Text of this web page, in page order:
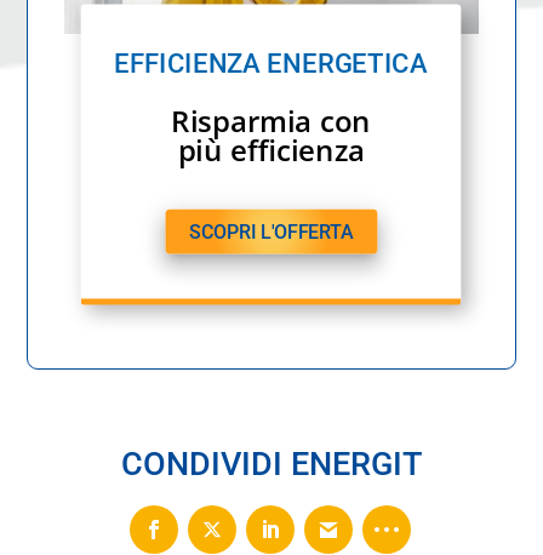
EFFICIENZA ENERGETICA
Risparmia con
più efficienza
SCOPRI L'OFFERTA
CONDIVIDI ENERGIT